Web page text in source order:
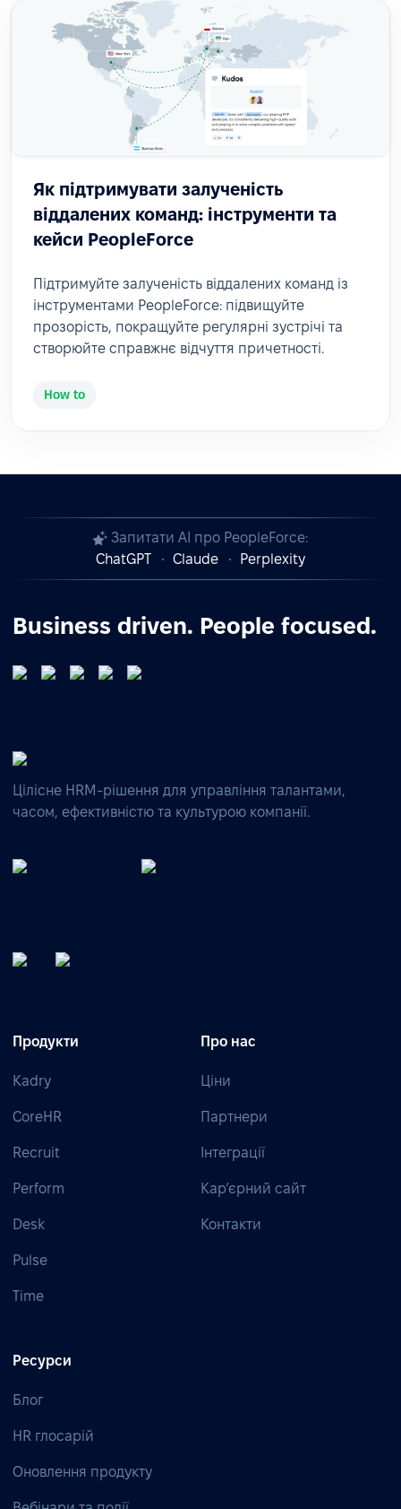
Як підтримувати залученість
віддалених команд: інструменти та
кейси PeopleForce
Підтримуйте залученість віддалених команд із
інструментами PeopleForce: підвищуйте
прозорість, покращуйте регулярні зустрічі та
створюйте справжнє відчуття причетності.
How to
Запитати AI про PeopleForce:
ChatGPT
Claude Perplexity
Business driven. People focused.
Цілісне HRM-рішення для управління талантами,
часом, ефективністю та культурою компанії.
Продукти
Kadry
CoreHR
Recruit
Perform
Desk
Pulse
Time
Про нас
Ціни
Партнери
Інтеграції
Кар’єрний сайт
Контакти
Ресурси
Блог
HR глосарій
Оновлення продукту